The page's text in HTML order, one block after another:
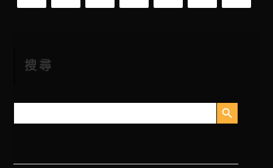
搜尋
搜
搜尋按鈕